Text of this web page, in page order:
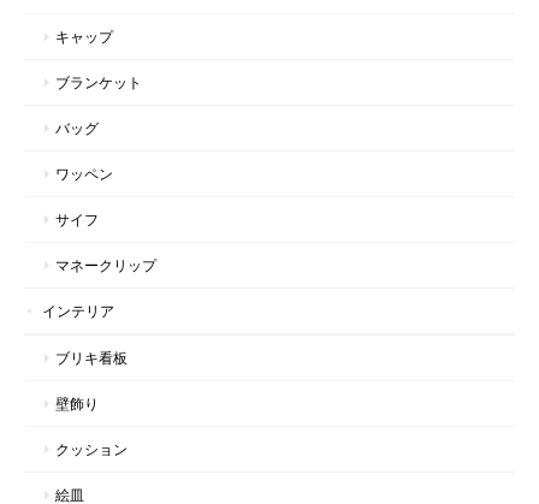
キャップ
ブランケット
バッグ
ワッペン
サイフ
マネークリップ
インテリア
ブリキ看板
壁飾り
クッション
絵皿